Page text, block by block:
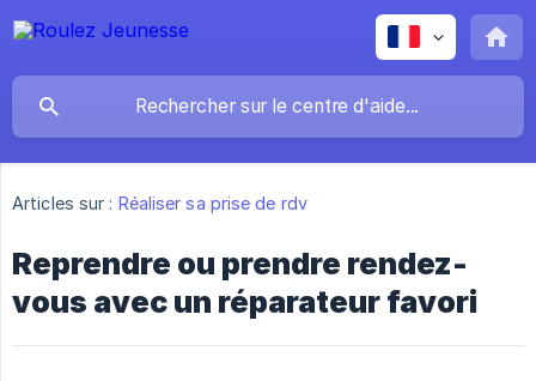
Articles sur : Réaliser sa prise de rdv
Reprendre ou prendre rendez-
vous avec un réparateur favori